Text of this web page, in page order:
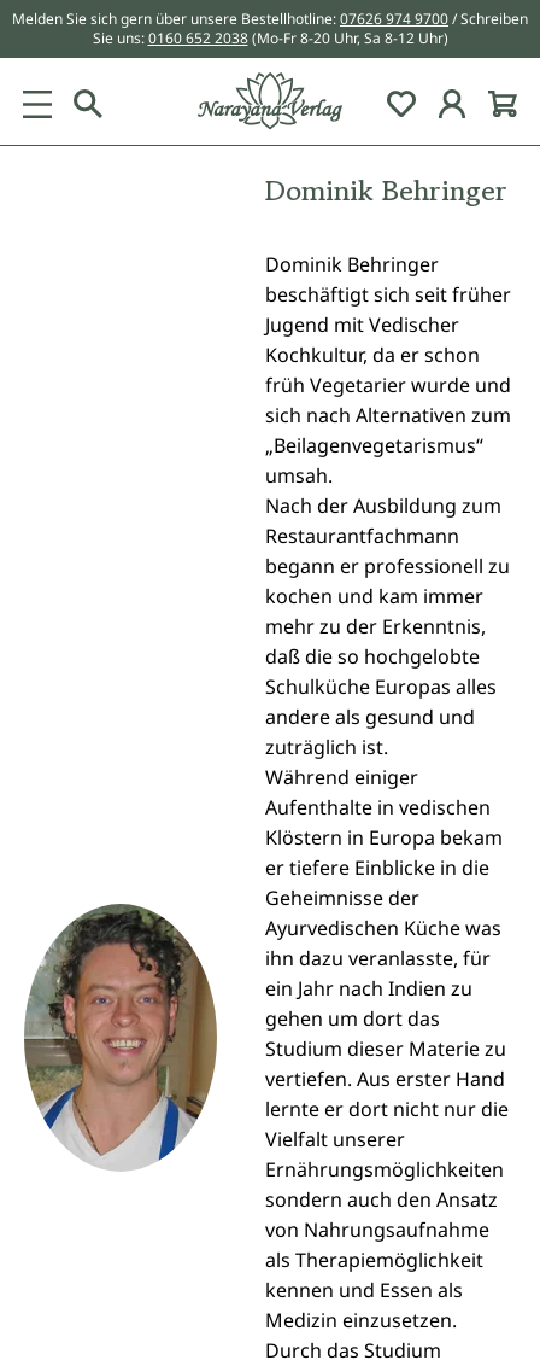
springen
Melden Sie sich gern über unsere Bestellhotline:07626 974 9700/ Schreiben
Sie uns:0160 652 2038 (Mo-Fr 8-20 Uhr, Sa 8-12 Uhr)
Du hast 0
Dominik Behringer
Dominik Behringer
beschäftigt sich seit früher
Jugend mit Vedischer
Kochkultur, da er schon
früh Vegetarier wurde und
sich nach Alternativen zum
„Beilagenvegetarismus“
umsah.
Nach der Ausbildung zum
Restaurantfachmann
begann er professionell zu
kochen und kam immer
mehr zu der Erkenntnis,
daß die so hochgelobte
Schulküche Europas alles
andere als gesund und
zuträglich ist.
Während einiger
Aufenthalte in vedischen
Klöstern in Europa bekam
er tiefere Einblicke in die
Geheimnisse der
Ayurvedischen Küche was
ihn dazu veranlasste, für
ein Jahr nach Indien zu
gehen um dort das
Studium dieser Materie zu
vertiefen. Aus erster Hand
lernte er dort nicht nur die
Vielfalt unserer
Ernährungsmöglichkeiten
sondern auch den Ansatz
von Nahrungsaufnahme
als Therapiemöglichkeit
kennen und Essen als
Medizin einzusetzen.
Durch das Studium